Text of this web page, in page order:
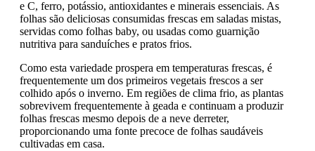
e C, ferro, potássio, antioxidantes e minerais essenciais. As
folhas são deliciosas consumidas frescas em saladas mistas,
servidas como folhas baby, ou usadas como guarnição
nutritiva para sanduíches e pratos frios.
Como esta variedade prospera em temperaturas frescas, é
frequentemente um dos primeiros vegetais frescos a ser
colhido após o inverno. Em regiões de clima frio, as plantas
sobrevivem frequentemente à geada e continuam a produzir
folhas frescas mesmo depois de a neve derreter,
proporcionando uma fonte precoce de folhas saudáveis
cultivadas em casa.